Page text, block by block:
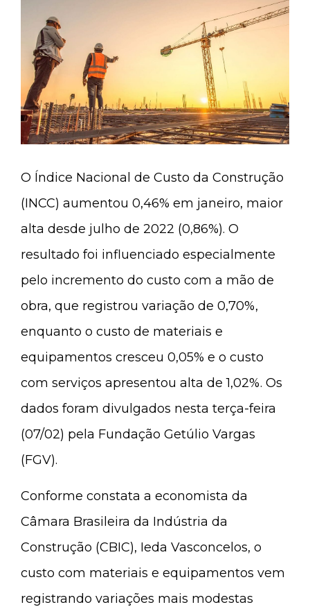
O Índice Nacional de Custo da Construção
(INCC) aumentou 0,46% em janeiro, maior
alta desde julho de 2022 (0,86%). O
resultado foi influenciado especialmente
pelo incremento do custo com a mão de
obra, que registrou variação de 0,70%,
enquanto o custo de materiais e
equipamentos cresceu 0,05% e o custo
com serviços apresentou alta de 1,02%. Os
dados foram divulgados nesta terça-feira
(07/02) pela Fundação Getúlio Vargas
(FGV).
Conforme constata a economista da
Câmara Brasileira da Indústria da
Construção (CBIC), Ieda Vasconcelos, o
custo com materiais e equipamentos vem
registrando variações mais modestas